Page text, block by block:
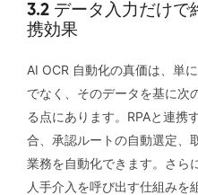
3.2 データ入力だけで
携効果
AI OCR 自動化の真価は、単
でなく、そのデータを基に次
る点にあります。RPAと連携
合、承認ルートの自動選定、
業務を自動化できます。さら
人手介入を呼び出す仕組みを